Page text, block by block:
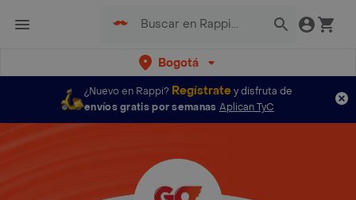
Bogotá
¿Nuevo en Rappi? Regístratey disfruta de
envíos gratis por semanas Aplican TyC